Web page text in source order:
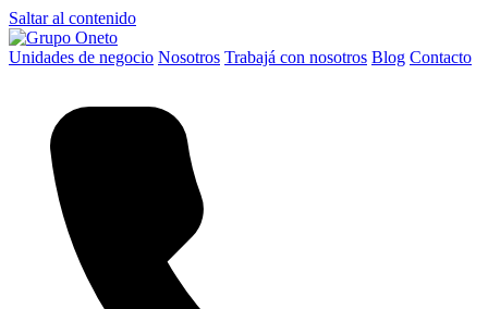
Saltar al contenido
Unidades de negocio Nosotros Trabajá con nosotros Blog Contacto